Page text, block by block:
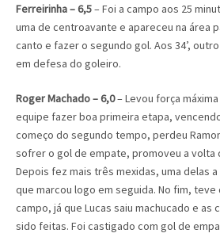
Ferreirinha – 6,5– Foi a campo aos 25
uma de centroavante e apareceu na área
canto e fazer o segundo gol. Aos 34’,
em defesa do goleiro.
Roger Machado – 6,0– Levou força
equipe fazer boa primeira etapa,
começo do segundo tempo, perdeu
sofrer o gol de empate, promoveu a volta
Depois fez mais três mexidas, uma delas
que marcou logo em seguida. No fim, teve
campo, já que Lucas saiu machucado e as
sido feitas. Foi castigado com gol de